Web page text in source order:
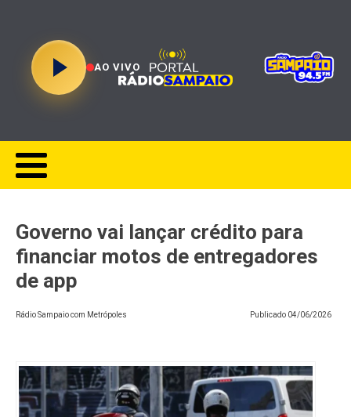
AO VIVO
Governo vai lançar crédito para
financiar motos de entregadores
de app
Rádio Sampaio com Metrópoles Publicado 04/06/2026